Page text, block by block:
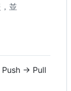
並
-> Pull